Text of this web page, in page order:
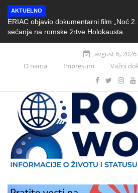
AKTUELNO
ERIAC objavio dokumentarni film „Noć
sećanja na romske žrtve Holokausta
avgust 6, 2026
O nama
Impresum Važni